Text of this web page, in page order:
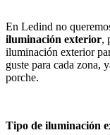
En Ledind no
iluminación exterior,
iluminación exterior
guste para cada zona,
porche.
Tipo de iluminación